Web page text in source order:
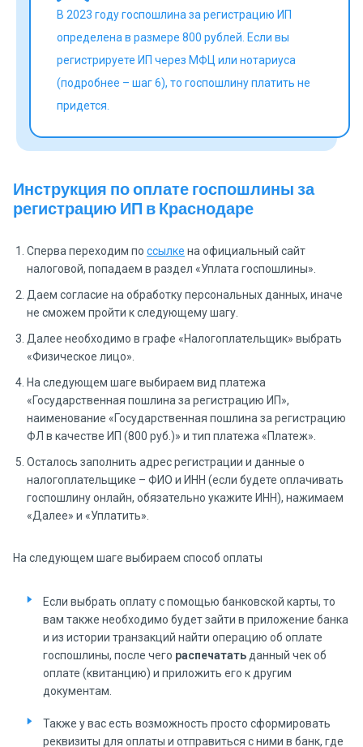
В 2023 году госпошлина за регистрацию ИП
определена в размере 800 рублей. Если вы
регистрируете ИП через МФЦ или нотариуса
(подробнее – шаг 6), то госпошлину платить не
придется.
Инструкция по оплате госпошлины за
регистрацию ИП в Краснодаре
Сперва переходим по ссылке на официальный сайт
налоговой, попадаем в раздел «Уплата госпошлины».
Даем согласие на обработку персональных данных, иначе
не сможем пройти к следующему шагу.
Далее необходимо в графе «Налогоплательщик» выбрать
«Физическое лицо».
На следующем шаге выбираем вид платежа
«Государственная пошлина за регистрацию ИП»,
наименование «Государственная пошлина за регистрацию
ФЛ в качестве ИП (800 руб.)» и тип платежа «Платеж».
Осталось заполнить адрес регистрации и данные о
налогоплательщике – ФИО и ИНН (если будете оплачивать
госпошлину онлайн, обязательно укажите ИНН), нажимаем
«Далее» и «Уплатить».
На следующем шаге выбираем способ оплаты
Если выбрать оплату с помощью банковской карты, то
вам также необходимо будет зайти в приложение банка
и из истории транзакций найти операцию об оплате
госпошлины, после чего распечатать данный чек об
оплате (квитанцию) и приложить его к другим
документам.
Также у вас есть возможность просто сформировать
реквизиты для оплаты и отправиться с ними в банк, где